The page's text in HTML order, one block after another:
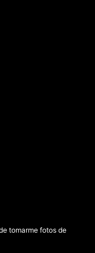
tomarme fotos de